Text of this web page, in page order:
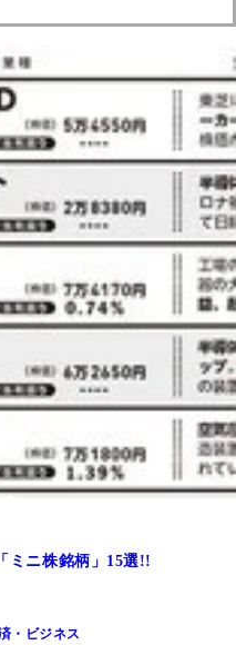
ミニ株銘柄」15選!!
・ビジネス